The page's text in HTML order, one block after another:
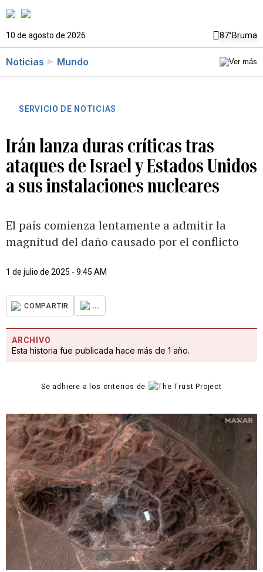
10 de agosto de 2026 87°Bruma
Noticias Mundo
SERVICIO DE NOTICIAS
Irán lanza duras críticas tras
ataques de Israel y Estados Unidos
a sus instalaciones nucleares
El país comienza lentamente a admitir la
magnitud del daño causado por el conflicto
1 de julio de 2025 - 9:45 AM
COMPARTIR ...
ARCHIVO
Esta historia fue publicada hace más de 1 año.
Se adhiere a los criterios de